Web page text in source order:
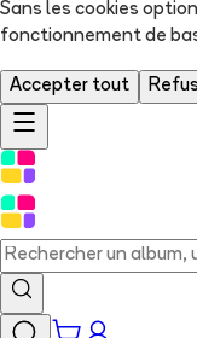
Sans les cookies
fonctionnement de
Accepter tout